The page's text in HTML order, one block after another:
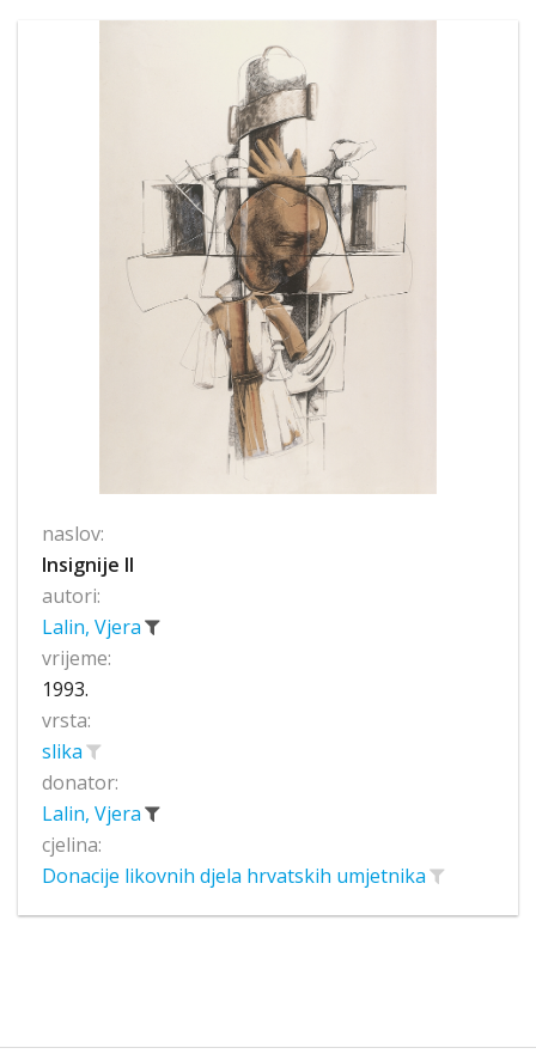
naslov:
Insignije II
autori:
Lalin, Vjera
vrijeme:
1993.
vrsta:
slika
donator:
Lalin, Vjera
cjelina:
Donacije likovnih djela hrvatskih umjetnika